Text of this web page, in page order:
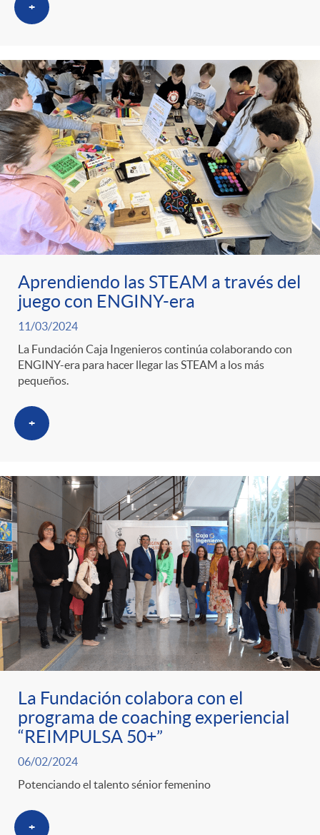
+
Aprendiendo las STEAM a través del
juego con ENGINY-era
11/03/2024
La Fundación Caja Ingenieros continúa colaborando con
ENGINY-era para hacer llegar las STEAM a los más
pequeños.
+
La Fundación colabora con el
programa de coaching experiencial
“REIMPULSA 50+”
06/02/2024
Potenciando el talento sénior femenino
+